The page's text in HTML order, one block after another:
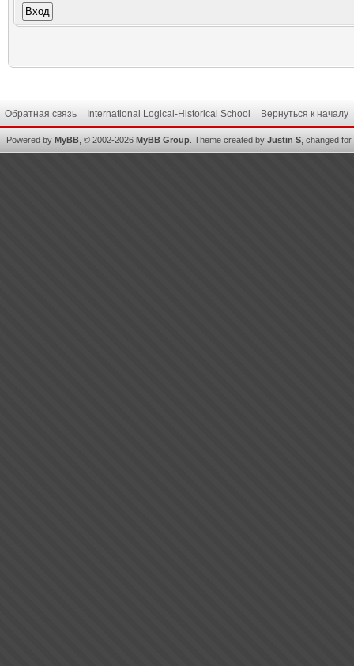
Обратная связь International Logical-Historical School Вернуться к началу
Powered by MyBB , © 2002-2026 MyBB Group Theme created by Justin S , changed